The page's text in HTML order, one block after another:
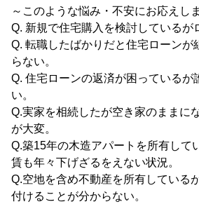
～このような悩み・不安にお応えし
Q. 新規で住宅購入を検討しているが
Q. 転職したばかりだと住宅ローンが
らない。
Q. 住宅ローンの返済が困っているが
い。
Q.実家を相続したが空き家のままに
が大変。
Q.築15年の木造アパートを所有して
賃も年々下げざるをえない状況。
Q.空地を含め不動産を所有している
付けることが分からない。